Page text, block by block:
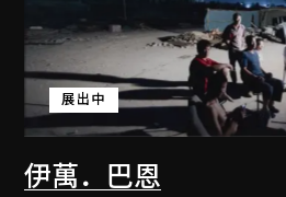
伊萬．巴恩
展出中